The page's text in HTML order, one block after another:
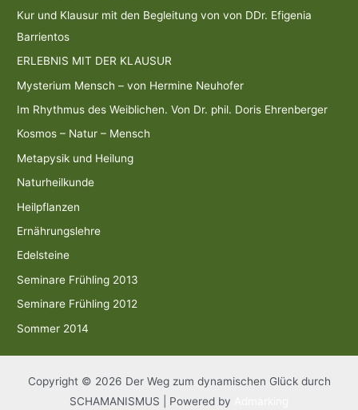
Kur und Klausur mit den Begleitung von von DDr. Efigenia
Barrientos
ERLEBNIS MIT DER KLAUSUR
Mysterium Mensch – von Hermine Neuhofer
Im Rhythmus des Weiblichen. Von Dr. phil. Doris Ehrenberger
Kosmos – Natur – Mensch
Metapysik und Heilung
Naturheilkunde
Heilpflanzen
Ernährungslehre
Edelsteine
Seminare Frühling 2013
Seminare Frühling 2012
Sommer 2014
Copyright © 2026 Der Weg zum dynamischen Glück durch
SCHAMANISMUS | Powered by